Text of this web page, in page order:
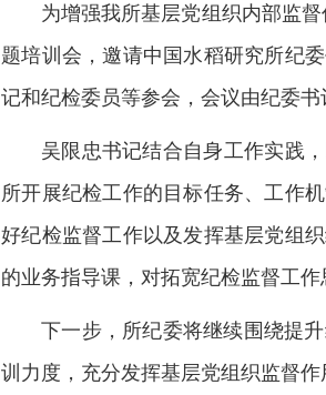
为增强我所基层党组织内部监
题培训会，邀请中国水稻研究所纪
记和纪检委员等参会，会议由纪委书
吴限忠书记结合自身工作实践
所开展纪检工作的目标任务、工作
好纪检监督工作以及发挥基层党组
的业务指导课，对拓宽纪检监督工
下一步，所纪委将继续围绕提
训力度，充分发挥基层党组织监督作